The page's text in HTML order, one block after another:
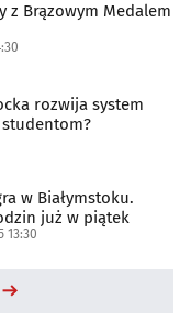
z Brązowym Medalem
rozwija system
w Białymstoku.
już w piątek
13:30